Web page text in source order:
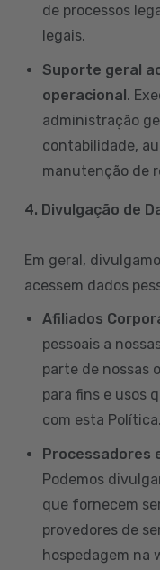
de processos
legais.
Suporte geral
operacional.
administração
contabilidade,
manutenção de
4. Divulgação de
Em geral,
acessem dados
Afiliados
pessoais a
parte de nossas
para fins e usos
com esta Política.
Processadores
Podemos
que fornecem
provedores de
hospedagem na